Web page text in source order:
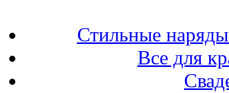
Стильные
Все для